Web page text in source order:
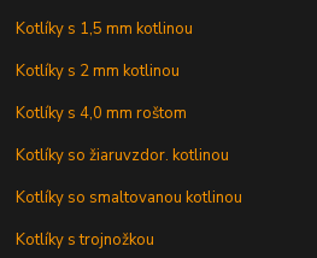
Kotlíky s 1,5 mm kotlinou
Kotlíky s 2 mm kotlinou
Kotlíky s 4,0 mm roštom
Kotlíky so žiaruvzdor. kotlinou
Kotlíky so smaltovanou kotlinou
Kotlíky s trojnožkou